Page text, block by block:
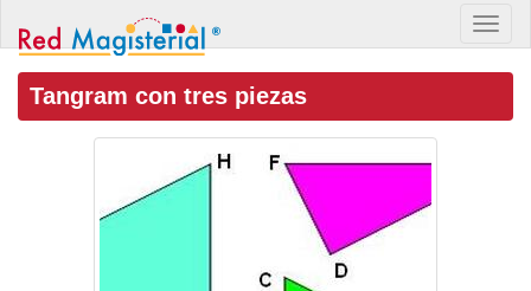
Tangram con tres piezas